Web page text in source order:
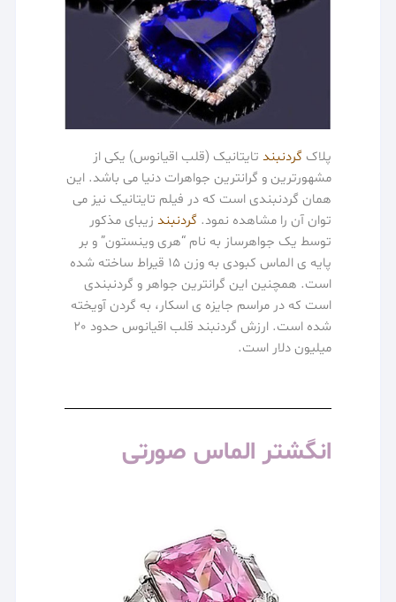
پلاکگردنبند تایتانیک (قلب اقیانوس) یکی از
مشهورترین و گرانترین جواهرات دنیا می باشد. این
همان گردنبندی است که در فیلم تایتانیک نیز می
توان آن را مشاهده نمود.گردنبند زیبای مذکور
توسط یک جواهرساز به نام “هری وینستون” و بر
پایه ی الماس کبودی به وزن ۱۵ قیراط ساخته شده
است. همچنین این گرانترین جواهر و گردنبندی
است که در مراسم جایزه ی اسکار، به گردن آویخته
شده است. ارزش گردنبند قلب اقیانوس حدود 20
میلیون دلار است.
انگشتر الماس صورتی